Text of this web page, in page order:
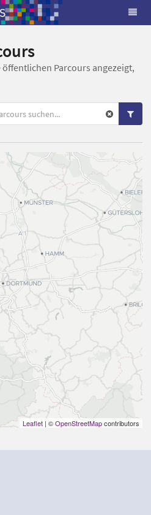
Parcours angezeigt,
Leaflet | ©OpenStreetMapcontributors